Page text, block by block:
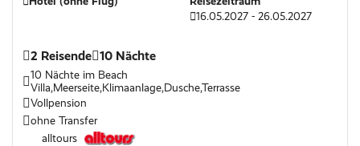
16.05.2027 - 26.05.2027
2 Reisende 10 Nächte
10 Nächte im Beach
Villa,Meerseite,Klimaanlage,Dusche,Terrasse
Vollpension
ohne Transfer
alltours